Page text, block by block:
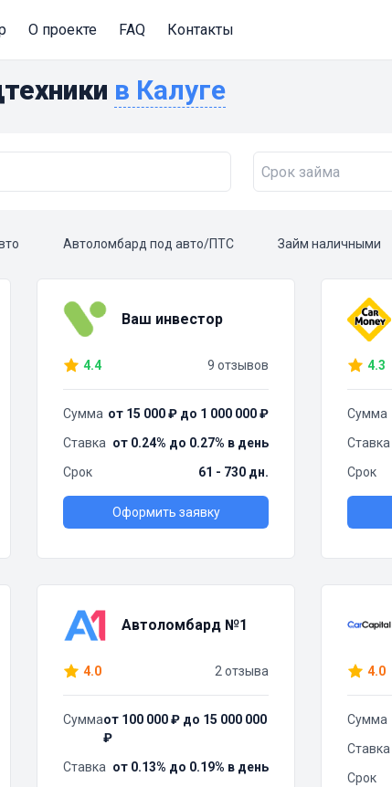
О проекте FAQ Контакты
в Калуге
Автоломбард под авто/ПТС Займ наличными
Ваш инвестор
4.4 9 отзывов
Сумма от 15 000 ₽ до 1 000 000 ₽
Ставка от 0.24% до 0.27% в день
Срок
61 - 730 дн.
Оформить заявку
4.3
Сумма
Ставка
Срок
Автоломбард №1
4.0 2 отзыва
Суммаот 100 000 ₽ до 15 000 000
₽
Ставка от 0.13% до 0.19% в день
4.0
Сумма
Ставка
Срок